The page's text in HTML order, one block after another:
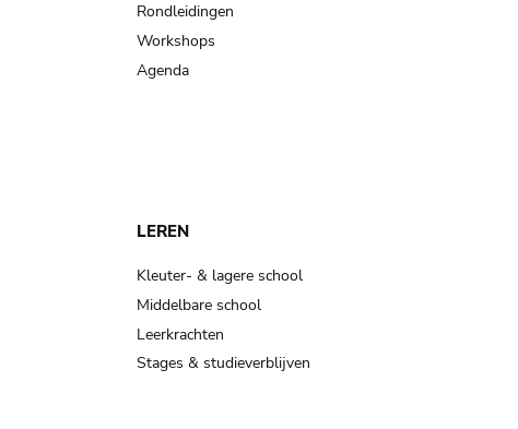
Rondleidingen
Workshops
Agenda
LEREN
Kleuter- & lagere school
Middelbare school
Leerkrachten
Stages & studieverblijven